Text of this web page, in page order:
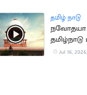
தமிழ் நாடு
Jul 16,